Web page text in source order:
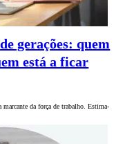
gerações: quem
está a ficar
da força de trabalho. Estima-